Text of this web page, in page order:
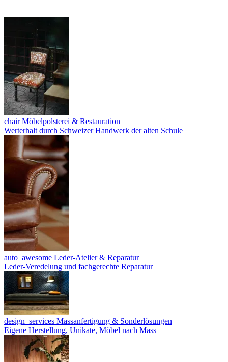
chair Möbelpolsterei & Restauration
Werterhalt durch Schweizer Handwerk der alten Schule
auto_awesome Leder-Atelier & Reparatur
Leder-Veredelung und fachgerechte Reparatur
design_services Massanfertigung & Sonderlösungen
Eigene Herstellung, Unikate, Möbel nach Mass